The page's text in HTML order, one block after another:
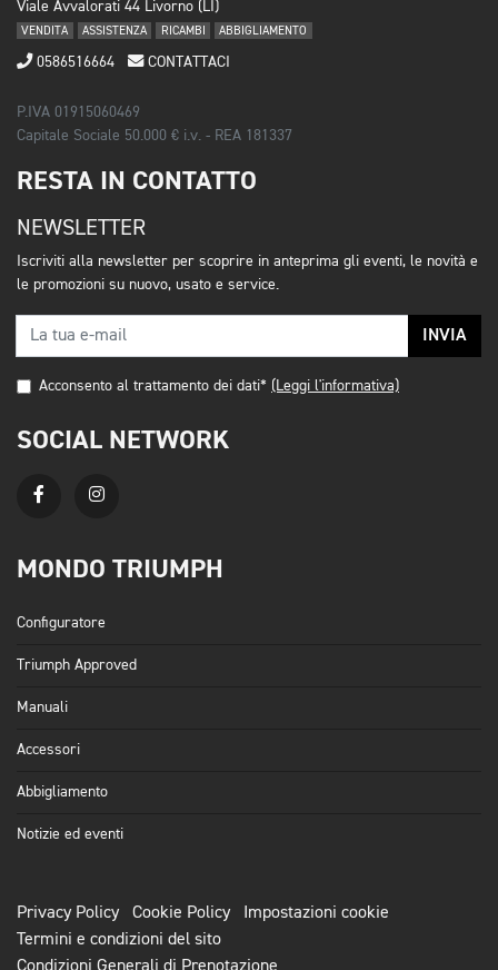
Viale Avvalorati 44 Livorno (LI)
VENDITA ASSISTENZA RICAMBI ABBIGLIAMENTO
0586516664 CONTATTACI
P.IVA 01915060469
Capitale Sociale 50.000 € i.v. - REA 181337
RESTA IN CONTATTO
NEWSLETTER
Iscriviti alla newsletter per scoprire in anteprima gli eventi, le novità e
le promozioni su nuovo, usato e service.
INVIA
Acconsento al trattamento dei dati* (Leggi l'informativa)
SOCIAL NETWORK
MONDO TRIUMPH
Configuratore
Triumph Approved
Manuali
Accessori
Abbigliamento
Notizie ed eventi
Privacy Policy Cookie Policy
Impostazioni cookie
Termini e condizioni del sito
Condizioni Generali di Prenotazione